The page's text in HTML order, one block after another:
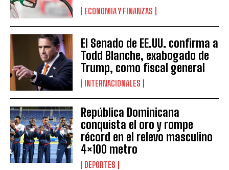
ECONOMIA Y FINANZAS
El Senado de EE.UU. confirma a
Todd Blanche, exabogado de
Trump, como fiscal general
INTERNACIONALES
República Dominicana
conquista el oro y rompe
récord en el relevo masculino
4×100 metro
DEPORTES